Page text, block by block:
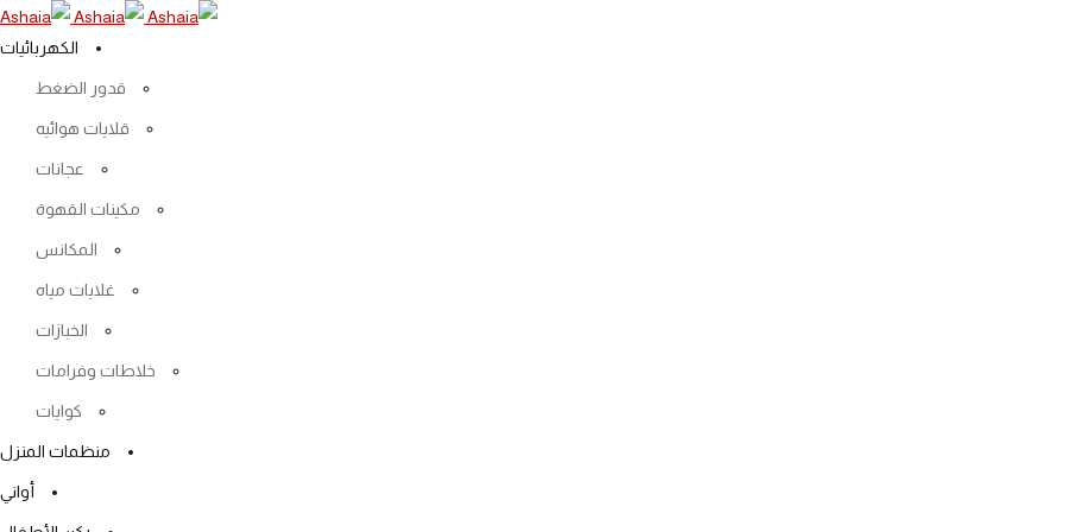
الكهربائيات
قدور الضغط
قلايات هوائيه
عجانات
مكينات القهوة
المكانس
غلايات مياه
الخبازات
خلاطات وفرامات
كوايات
منظمات المنزل
أواني